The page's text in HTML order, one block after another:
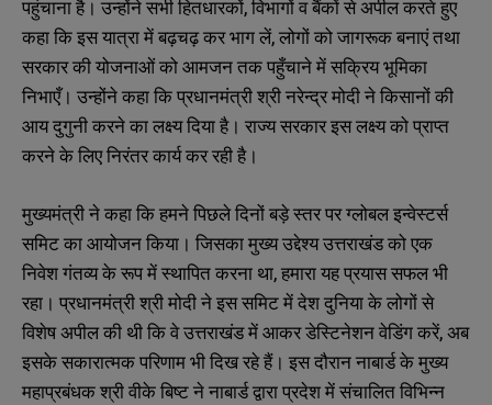
i
l
*
N
u
m
b
e
r
s
SUBMIT
i
l
*
N
u
m
b
e
r
s
SUBMIT
पहुंचाना है। उन्होंने सभी हितधारकों, विभागों व बैंकों से अपील करते हुए
कहा कि इस यात्रा में बढ़चढ़ कर भाग लें, लोगों को जागरूक बनाएं तथा
सरकार की योजनाओं को आमजन तक पहुँचाने में सक्रिय भूमिका
निभाएँ। उन्होंने कहा कि प्रधानमंत्री श्री नरेन्द्र मोदी ने किसानों की
आय दुगुनी करने का लक्ष्य दिया है। राज्य सरकार इस लक्ष्य को प्राप्त
करने के लिए निरंतर कार्य कर रही है।
मुख्यमंत्री ने कहा कि हमने पिछले दिनों बड़े स्तर पर ग्लोबल इन्वेस्टर्स
समिट का आयोजन किया। जिसका मुख्य उद्देश्य उत्तराखंड को एक
निवेश गंतव्य के रूप में स्थापित करना था, हमारा यह प्रयास सफल भी
रहा। प्रधानमंत्री श्री मोदी ने इस समिट में देश दुनिया के लोगों से
विशेष अपील की थी कि वे उत्तराखंड में आकर डेस्टिनेशन वेडिंग करें, अब
इसके सकारात्मक परिणाम भी दिख रहे हैं। इस दौरान नाबार्ड के मुख्य
महाप्रबंधक श्री वीके बिष्ट ने नाबार्ड द्वारा प्रदेश में संचालित विभिन्न